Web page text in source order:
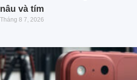
nâu và tím
Tháng 8 7, 2026